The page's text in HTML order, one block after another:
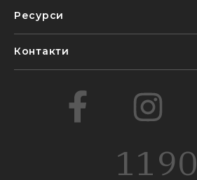
Ресурси
Контакти
1190